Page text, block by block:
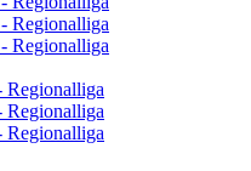
Regionalliga
Regionalliga
Regionalliga
Regionalliga
Regionalliga